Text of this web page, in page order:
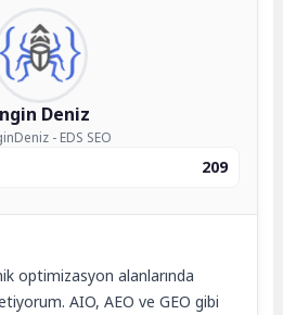
Deniz
- EDS SEO
209
optimizasyon alanlarında
AIO, AEO ve GEO gibi